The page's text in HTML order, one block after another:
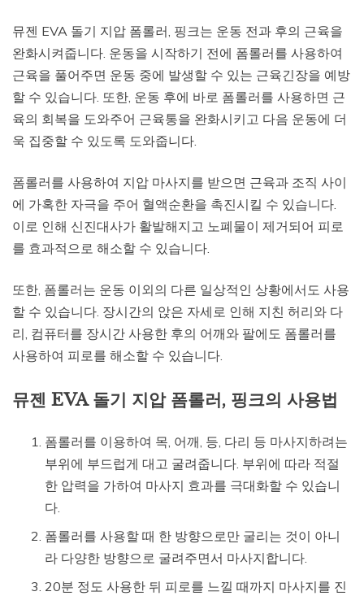
뮤젠 EVA 돌기 지압 폼롤러, 핑크는 운동 전과 후의 근육을
완화시켜줍니다. 운동을 시작하기 전에 폼롤러를 사용하여
근육을 풀어주면 운동 중에 발생할 수 있는 근육긴장을 예방
할 수 있습니다. 또한, 운동 후에 바로 폼롤러를 사용하면 근
육의 회복을 도와주어 근육통을 완화시키고 다음 운동에 더
욱 집중할 수 있도록 도와줍니다.
폼롤러를 사용하여 지압 마사지를 받으면 근육과 조직 사이
에 가혹한 자극을 주어 혈액순환을 촉진시킬 수 있습니다.
이로 인해 신진대사가 활발해지고 노폐물이 제거되어 피로
를 효과적으로 해소할 수 있습니다.
또한, 폼롤러는 운동 이외의 다른 일상적인 상황에서도 사용
할 수 있습니다. 장시간의 앉은 자세로 인해 지친 허리와 다
리, 컴퓨터를 장시간 사용한 후의 어깨와 팔에도 폼롤러를
사용하여 피로를 해소할 수 있습니다.
뮤젠 EVA 돌기 지압 폼롤러, 핑크의 사용법
폼롤러를 이용하여 목, 어깨, 등, 다리 등 마사지하려는
부위에 부드럽게 대고 굴려줍니다. 부위에 따라 적절
한 압력을 가하여 마사지 효과를 극대화할 수 있습니
다.
폼롤러를 사용할 때 한 방향으로만 굴리는 것이 아니
라 다양한 방향으로 굴려주면서 마사지합니다.
20분 정도 사용한 뒤 피로를 느낄 때까지 마사지를 진